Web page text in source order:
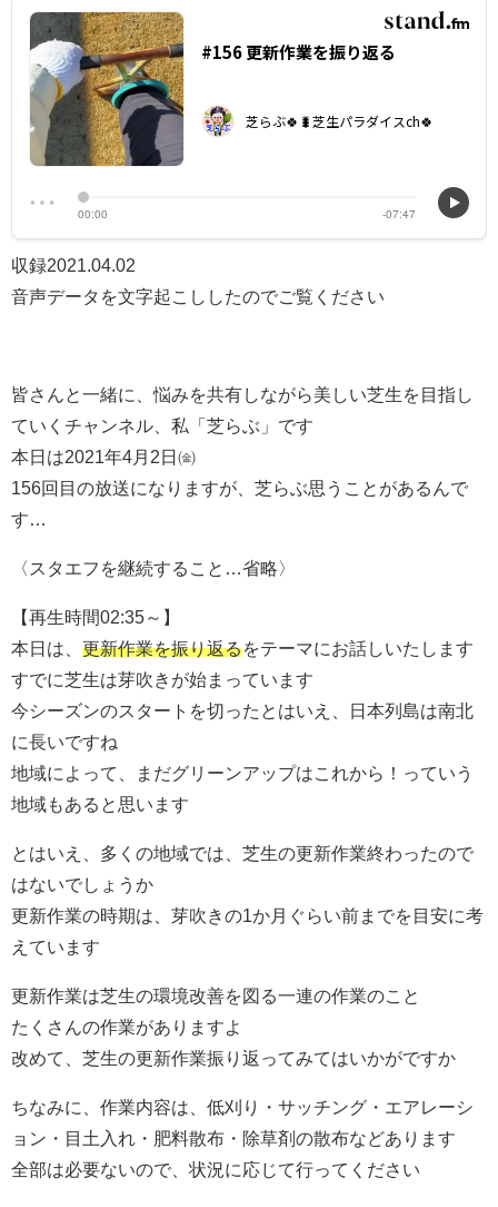
収録2021.04.02
音声データを文字起こししたのでご覧ください
皆さんと一緒に、悩みを共有しながら美しい芝生を目指し
ていくチャンネル、私「芝らぶ」です
本日は2021年4月2日㈮
156回目の放送になりますが、芝らぶ思うことがあるんで
す…
〈スタエフを継続すること…省略〉
【再生時間02:35～】
本日は、 更新作業を振り返るをテーマにお話しいたします
すでに芝生は芽吹きが始まっています
今シーズンのスタートを切ったとはいえ、日本列島は南北
に長いですね
地域によって、まだグリーンアップはこれから！っていう
地域もあると思います
とはいえ、多くの地域では、芝生の更新作業終わったので
はないでしょうか
更新作業の時期は、芽吹きの1か月ぐらい前までを目安に考
えています
更新作業は芝生の環境改善を図る一連の作業のこと
たくさんの作業がありますよ
改めて、芝生の更新作業振り返ってみてはいかがですか
ちなみに、作業内容は、低刈り・サッチング・エアレーシ
ョン・目土入れ・肥料散布・除草剤の散布などあります
全部は必要ないので、状況に応じて行ってください